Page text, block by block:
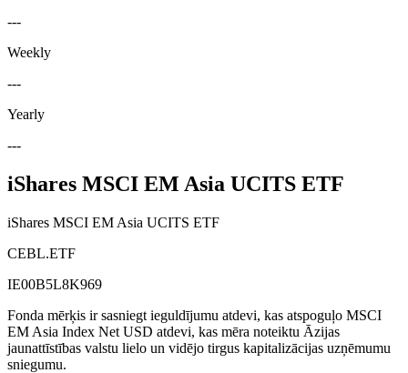
---
Weekly
---
Yearly
---
iShares MSCI EM Asia UCITS ETF
iShares MSCI EM Asia UCITS ETF
CEBL.ETF
IE00B5L8K969
Fonda mērķis ir sasniegt ieguldījumu atdevi, kas atspoguļo MSCI
EM Asia Index Net USD atdevi, kas mēra noteiktu Āzijas
jaunattīstības valstu lielo un vidējo tirgus kapitalizācijas uzņēmumu
sniegumu.